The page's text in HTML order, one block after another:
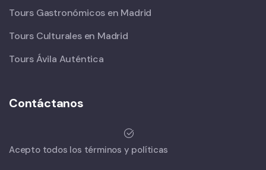
Tours Gastronómicos en Madrid
Tours Culturales en Madrid
Tours Ávila Auténtica
Contáctanos
Acepto todos los términos y políticas